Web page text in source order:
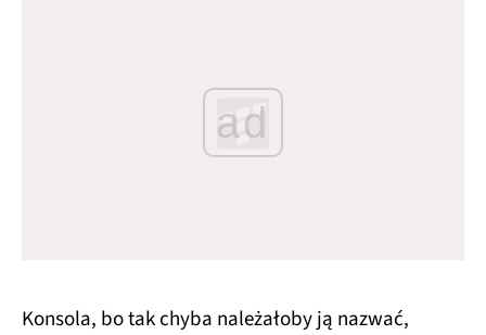
ad
Konsola, bo tak chyba należałoby ją nazwać,